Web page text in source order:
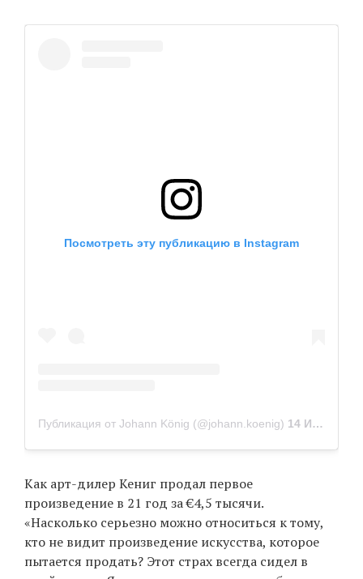
Посмотреть эту публикацию в Instagram
Публикация от Johann König (@johann.koenig) 14 Июн 2019 в 6:46 PDT
Как арт-дилер Кениг продал первое
произведение в 21 год за €4,5 тысячи.
«Насколько серьезно можно относиться к тому,
кто не видит произведение искусства, которое
пытается продать? Этот страх всегда сидел в